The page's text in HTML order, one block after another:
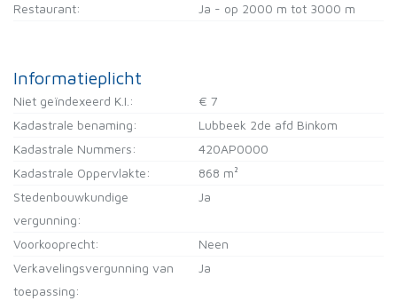
Restaurant:
Ja - op 2000 m tot 3000 m
Informatieplicht
Niet geïndexeerd K.I.:
€ 7
Kadastrale benaming:
Lubbeek 2de afd Binkom
Kadastrale Nummers:
420AP0000
Kadastrale Oppervlakte:
868 m²
Stedenbouwkundige
vergunning:
Ja
Voorkooprecht:
Neen
Verkavelingsvergunning van
toepassing:
Ja